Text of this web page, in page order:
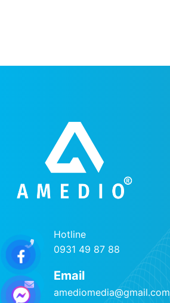
Hotline
0931 49 87 88
Email
amediomedia@gmail.com